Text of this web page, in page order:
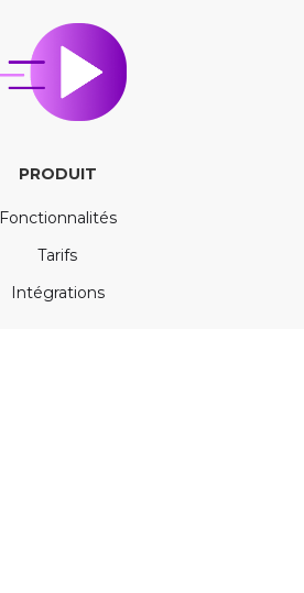
PRODUIT
Fonctionnalités
Tarifs
Intégrations